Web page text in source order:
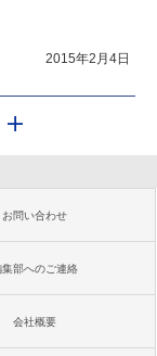
2015年2月4日
お問い合わせ
集部へのご連絡
会社概要